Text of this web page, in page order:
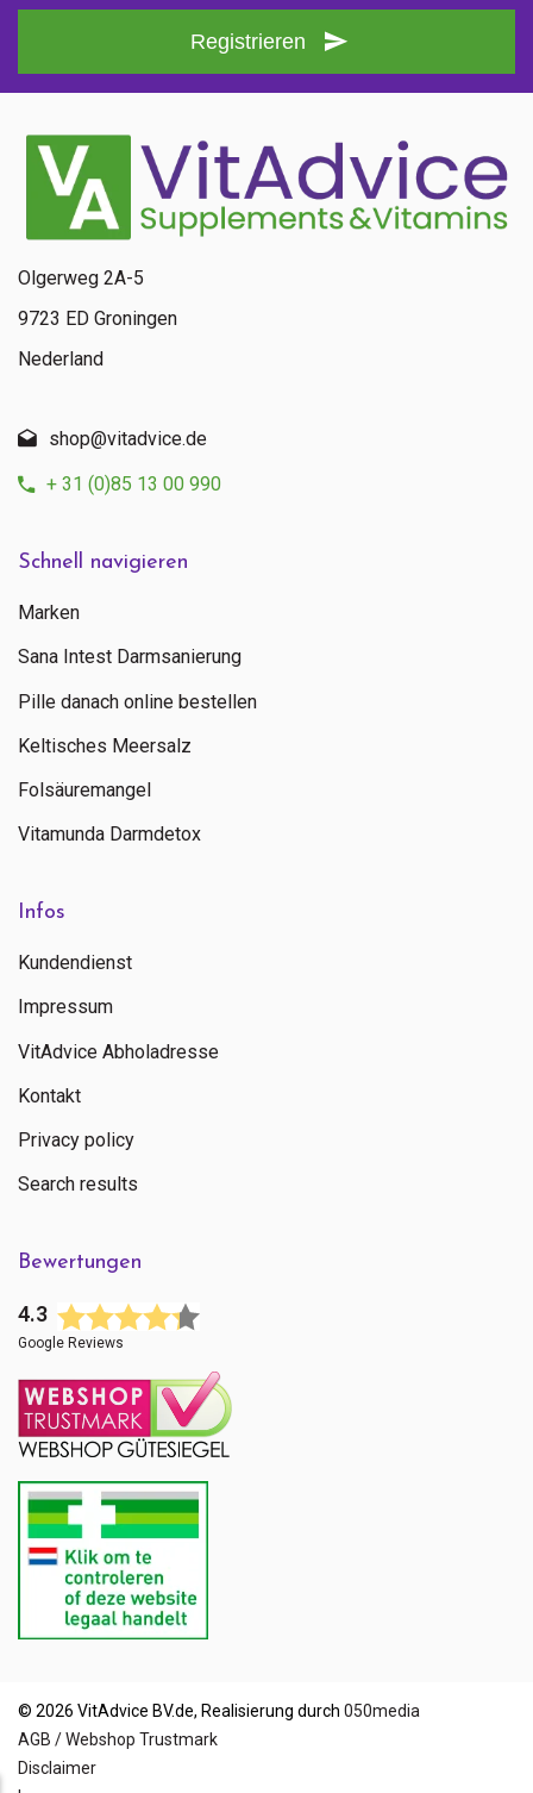
Registrieren
Schnell navigieren
Marken
Sana Intest Darmsanierung
Pille danach online bestellen
Keltisches Meersalz
Folsäuremangel
Vitamunda Darmdetox
Infos
Kundendienst
Impressum
VitAdvice Abholadresse
Kontakt
Privacy policy
Search results
Bewertungen
4.3
Google Reviews
Olgerweg 2A-5
9723 ED Groningen
Nederland
shop@vitadvice.de
+ 31 (0)85 13 00 990
© 2026 VitAdvice BV.de, Realisierung durch 050media
AGB / Webshop Trustmark
Disclaimer